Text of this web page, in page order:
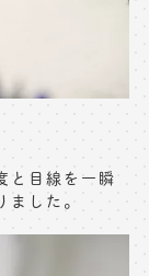
と目線を一瞬
した。